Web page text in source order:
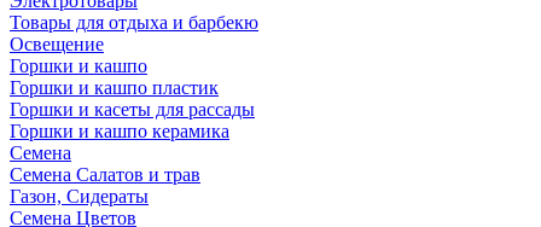
Товары для отдыха и барбекю
Освещение
Горшки и кашпо
Горшки и кашпо пластик
Горшки и касеты для рассады
Горшки и кашпо керамика
Семена
Семена Салатов и трав
Газон, Сидераты
Семена Цветов